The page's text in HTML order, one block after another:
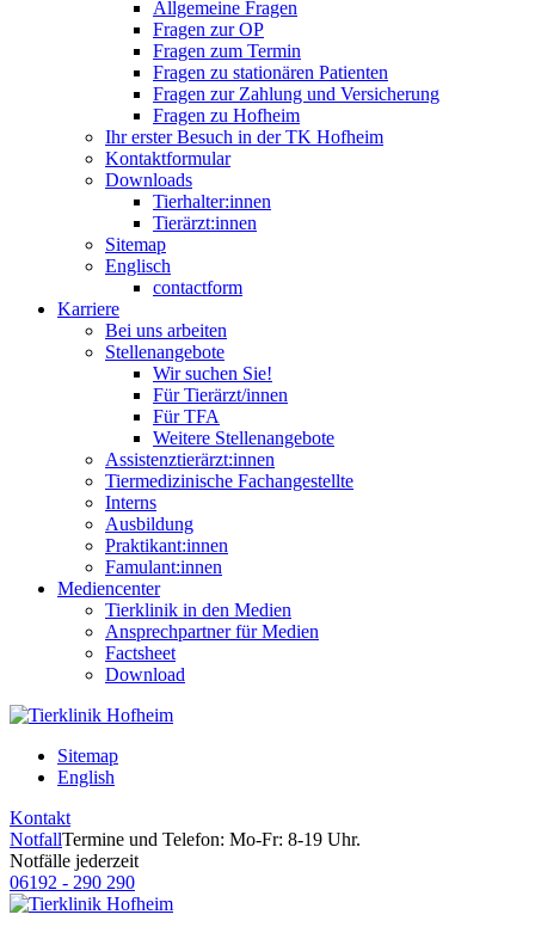
Allgemeine Fragen
Fragen zur OP
Fragen zum Termin
Fragen zu stationären Patienten
Fragen zur Zahlung und Versicherung
Fragen zu Hofheim
Ihr erster Besuch in der TK Hofheim
Kontaktformular
Downloads
Tierhalter:innen
Tierärzt:innen
Sitemap
Englisch
contactform
Karriere
Bei uns arbeiten
Stellenangebote
Wir suchen Sie!
Für Tierärzt/innen
Für TFA
Weitere Stellenangebote
Assistenztierärzt:innen
Tiermedizinische Fachangestellte
Interns
Ausbildung
Praktikant:innen
Famulant:innen
Mediencenter
Tierklinik in den Medien
Ansprechpartner für Medien
Factsheet
Download
Sitemap
English
Kontakt
NotfallTermine und Telefon: Mo-Fr: 8-19 Uhr.
Notfälle jederzeit
06192 - 290 290